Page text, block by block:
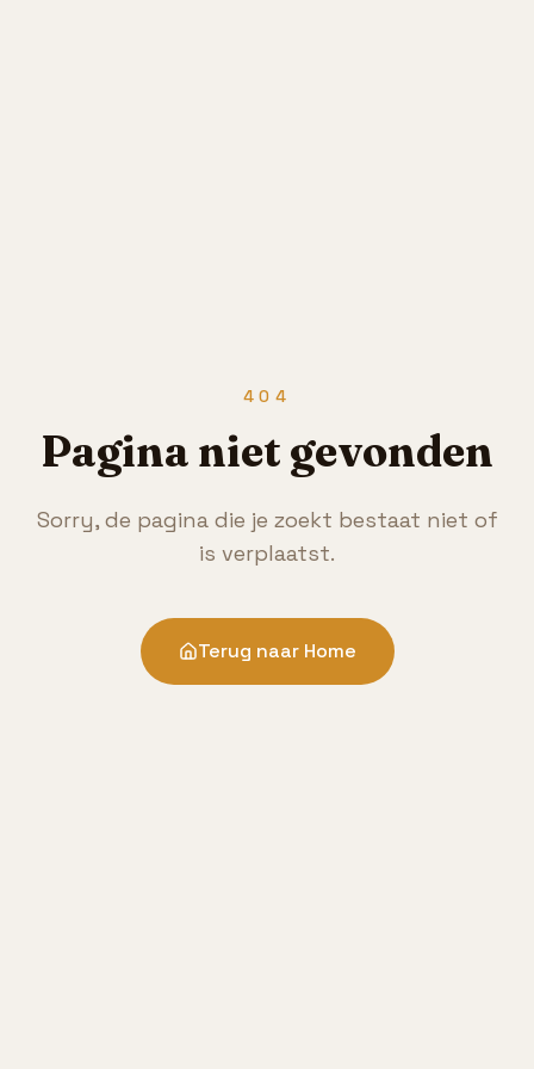
404
Pagina niet gevonden
Sorry, de pagina die je zoekt bestaat niet of
is verplaatst.
Terug naar Home